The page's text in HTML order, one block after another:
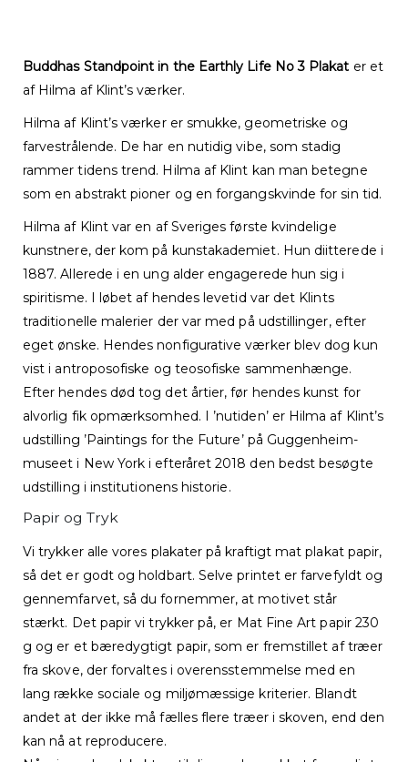
Buddhas Standpoint in the Earthly Life No 3 Plakat er et
af Hilma af Klint’s værker.
Hilma af Klint’s værker er smukke, geometriske og
farvestrålende. De har en nutidig vibe, som stadig
rammer tidens trend. Hilma af Klint kan man betegne
som en abstrakt pioner og en forgangskvinde for sin tid.
Hilma af Klint var en af Sveriges første kvindelige
kunstnere, der kom på kunstakademiet. Hun diitterede i
1887. Allerede i en ung alder engagerede hun sig i
spiritisme. I løbet af hendes levetid var det Klints
traditionelle malerier der var med på udstillinger, efter
eget ønske. Hendes nonfigurative værker blev dog kun
vist i antroposofiske og teosofiske sammenhænge.
Efter hendes død tog det årtier, før hendes kunst for
alvorlig fik opmærksomhed. I ’nutiden’ er Hilma af Klint’s
udstilling ’Paintings for the Future’ på Guggenheim-
museet i New York i efteråret 2018 den bedst besøgte
udstilling i institutionens historie.
Papir og Tryk
Vi trykker alle vores plakater på kraftigt mat plakat papir,
så det er godt og holdbart. Selve printet er farvefyldt og
gennemfarvet, så du fornemmer, at motivet står
stærkt. Det papir vi trykker på, er Mat Fine Art papir 230
g og er et bæredygtigt papir, som er fremstillet af træer
fra skove, der forvaltes i overensstemmelse med en
lang række sociale og miljømæssige kriterier. Blandt
andet at der ikke må fælles flere træer i skoven, end den
kan nå at reproducere.